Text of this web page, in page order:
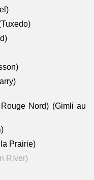
Nord) (Gimli au
Prairie)
River)